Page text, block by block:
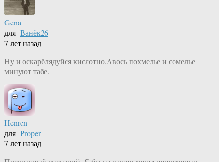
Gena
для Ванёк26
7 лет назад
Ну и оскарблядуйся кислотно.Авось похмелье и сомелье
минуют табе.
Henren
для Proper
7 лет назад